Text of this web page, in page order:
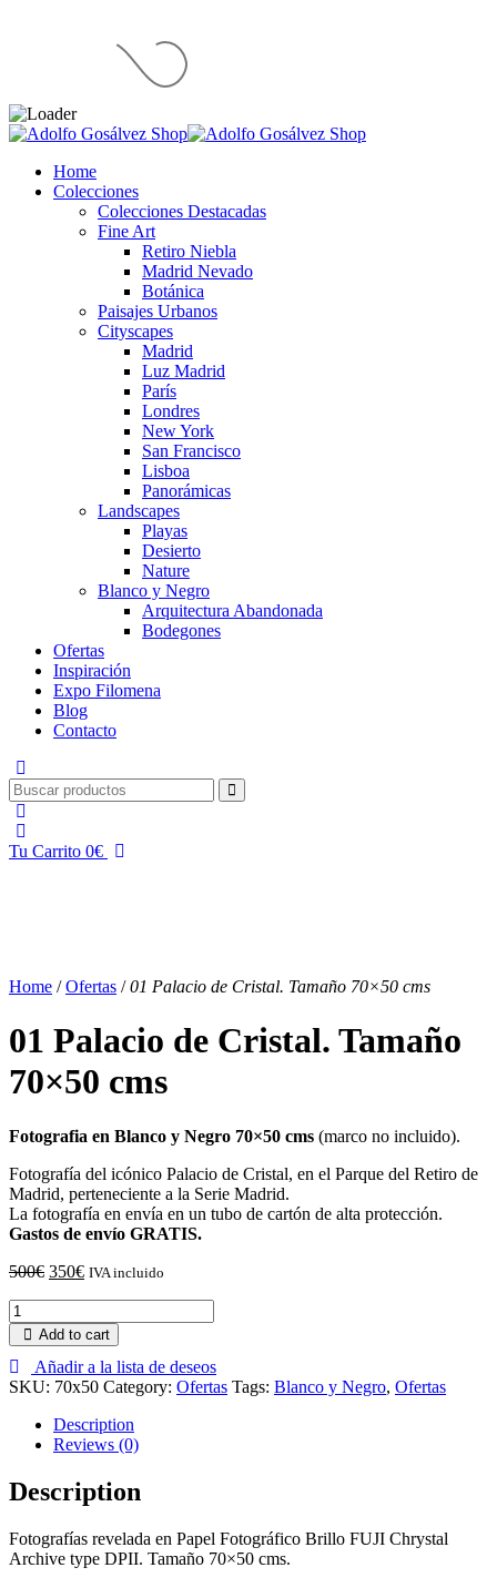
Home
Colecciones
Colecciones Destacadas
Fine Art
Retiro Niebla
Madrid Nevado
Botánica
Paisajes Urbanos
Cityscapes
Madrid
Luz Madrid
París
Londres
New York
San Francisco
Lisboa
Panorámicas
Landscapes
Playas
Desierto
Nature
Blanco y Negro
Arquitectura Abandonada
Bodegones
Ofertas
Inspiración
Expo Filomena
Blog
Contacto
Tu Carrito 0€
Home /Ofertas /01 Palacio de Cristal. Tamaño 70×50 cms
01 Palacio de Cristal. Tamaño
70×50 cms
Fotografia en Blanco y Negro 70×50 cms (marco no incluido).
Fotografía del icónico Palacio de Cristal, en el Parque del Retiro de
Madrid, perteneciente a la Serie Madrid.
La fotografía en envía en un tubo de cartón de alta protección.
Gastos de envío GRATIS.
500€ 350€ IVA incluido
Add to cart
Añadir a la lista de deseos
SKU: 70x50 Category: Ofertas Tags: Blanco y Negro, Ofertas
Description
Reviews (0)
Description
Fotografías revelada en Papel Fotográfico Brillo FUJI Chrystal
Archive type DPII. Tamaño 70×50 cms.